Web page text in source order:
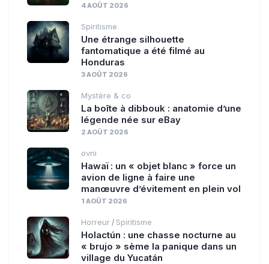
4 AOÛT 2026
Spiritisme
Une étrange silhouette
fantomatique a été filmé au
Honduras
3 AOÛT 2026
Mystère & co
La boîte à dibbouk : anatomie d’une
légende née sur eBay
2 AOÛT 2026
ovni
Hawaï : un « objet blanc » force un
avion de ligne à faire une
manœuvre d’évitement en plein vol
1 AOÛT 2026
Horreur / Spiritisme
Holactún : une chasse nocturne au
« brujo » sème la panique dans un
village du Yucatán